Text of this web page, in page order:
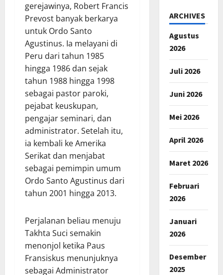
gerejawinya, Robert Francis
Prevost banyak berkarya
untuk Ordo Santo
Agustinus. Ia melayani di
Peru dari tahun 1985
hingga 1986 dan sejak
tahun 1988 hingga 1998
sebagai pastor paroki,
pejabat keuskupan,
pengajar seminari, dan
administrator. Setelah itu,
ia kembali ke Amerika
Serikat dan menjabat
sebagai pemimpin umum
Ordo Santo Agustinus dari
tahun 2001 hingga 2013.
Perjalanan beliau menuju
Takhta Suci semakin
menonjol ketika Paus
Fransiskus menunjuknya
sebagai Administrator
ARCHIVES
Agustus
2026
Juli 2026
Juni 2026
Mei 2026
April 2026
Maret 2026
Februari
2026
Januari
2026
Desember
2025